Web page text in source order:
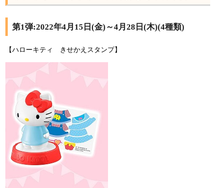
第1弾:2022年4月15日(金)～4月28日(木)(4種類)
【ハローキティ きせかえスタンプ】